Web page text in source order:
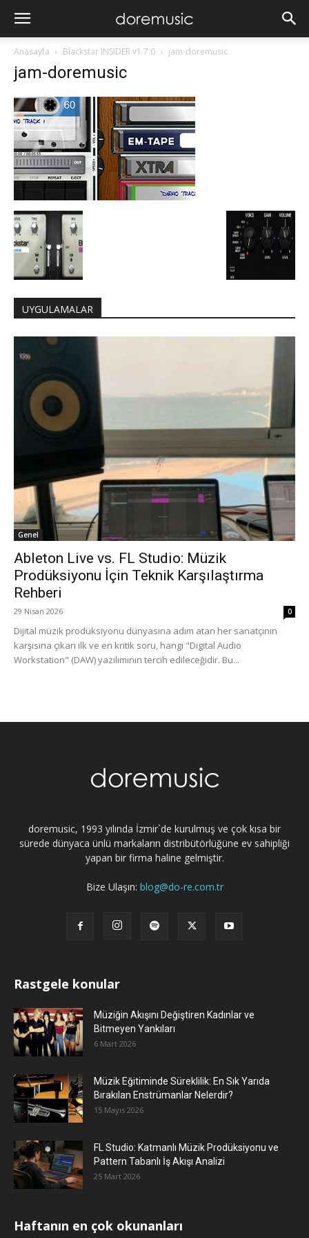
Anasayfa Blackstar INSIDER v1.7.0 jam-doremusic
jam-doremusic
UYGULAMALAR
Genel
Ableton Live vs. FL Studio: Müzik
Prodüksiyonu İçin Teknik Karşılaştırma
Rehberi
29 Nisan 2026 0
Dijital müzik prodüksiyonu dünyasına adım atan her sanatçının
karşısına çıkan ilk ve en kritik soru, hangi "Digital Audio
Workstation" (DAW) yazılımının tercih edileceğidir. Bu...
doremusic, 1993 yılında İzmir`de kurulmuş ve çok kısa bir
sürede dünyaca ünlü markaların distribütörlüğüne ev sahipliği
yapan bir firma haline gelmiştir.
Bize Ulaşın: blog@do-re.com.tr
Rastgele konular
Müziğin Akışını Değiştiren Kadınlar ve
Bitmeyen Yankıları
6 Mart 2026
Müzik Eğitiminde Süreklilik: En Sık Yarıda
Bırakılan Enstrümanlar Nelerdir?
15 Mayıs 2026
FL Studio: Katmanlı Müzik Prodüksiyonu ve
Pattern Tabanlı İş Akışı Analizi
25 Mart 2026
Haftanın en çok okunanları